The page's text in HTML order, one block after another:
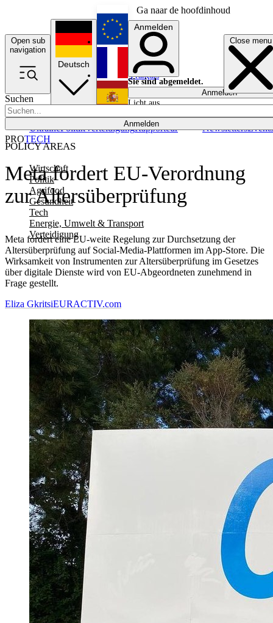
Ga naar de hoofdinhoud
Open sub
navigation
Close menu
Suchen
Anmelden
POLICY AREAS
Wirtschaft
Politik
Agrifood
Gesundheit
Tech
Energie, Umwelt & Transport
Verteidigung
UkrainePolitikVerteidigungRapporteur NewslettersEvents
Deutsch
English
Français
Anmelden
Sie sind abgemeldet.
Anmelden
Licht aus
Meta fordert EU-Verordnung
zur Altersüberprüfung
Meta fordert eine EU-weite Regelung zur Durchsetzung der
Altersüberprüfung auf Social-Media-Plattformen im App-Store. Die
Wirksamkeit von Instrumenten zur Altersüberprüfung im Gesetzes
über digitale Dienste wird von EU-Abgeordneten zunehmend in
Frage gestellt.
PROTECH
Eliza GkritsiEURACTIV.com